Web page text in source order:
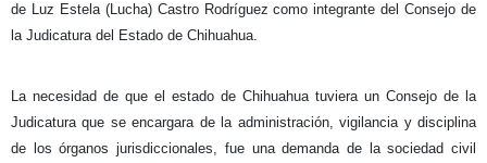
de Luz Estela (Lucha) Castro Rodríguez como integrante del Consejo de
la Judicatura del Estado de Chihuahua.
La necesidad de que el estado de Chihuahua tuviera un Consejo de la
Judicatura que se encargara de la administración, vigilancia y disciplina
de los órganos jurisdiccionales, fue una demanda de la sociedad civil